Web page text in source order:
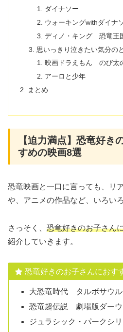
ダイナソー
ウォーキングwithダイナ
ディノ・キング 恐竜王
思いっきり泣きたい気分の
映画ドラえもん のび太
アーロと少年
まとめ
【迫力満点】恐竜好き
すめの映画8選
恐竜映画と一口に言っても、リ
や、アニメの作品など、いろい
さっそく、 恐竜好きのお子さん
紹介していきます。
恐竜好きのお子さんにおす
大恐竜時代 タルボサウル
恐竜超伝説 劇場版ダーウ
ジュラシック・パークシ